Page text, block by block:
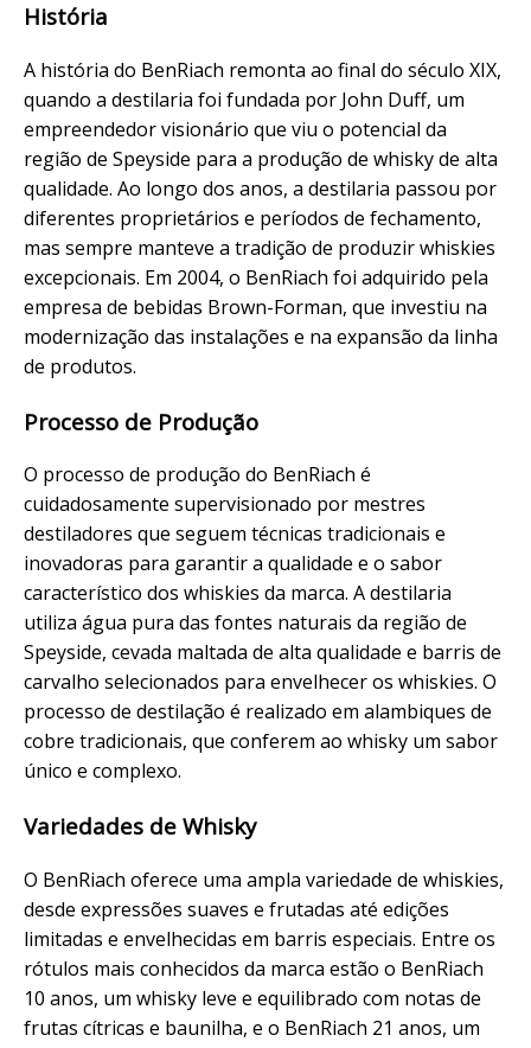
História
A história do BenRiach remonta ao final do século XIX,
quando a destilaria foi fundada por John Duff, um
empreendedor visionário que viu o potencial da
região de Speyside para a produção de whisky de alta
qualidade. Ao longo dos anos, a destilaria passou por
diferentes proprietários e períodos de fechamento,
mas sempre manteve a tradição de produzir whiskies
excepcionais. Em 2004, o BenRiach foi adquirido pela
empresa de bebidas Brown-Forman, que investiu na
modernização das instalações e na expansão da linha
de produtos.
Processo de Produção
O processo de produção do BenRiach é
cuidadosamente supervisionado por mestres
destiladores que seguem técnicas tradicionais e
inovadoras para garantir a qualidade e o sabor
característico dos whiskies da marca. A destilaria
utiliza água pura das fontes naturais da região de
Speyside, cevada maltada de alta qualidade e barris de
carvalho selecionados para envelhecer os whiskies. O
processo de destilação é realizado em alambiques de
cobre tradicionais, que conferem ao whisky um sabor
único e complexo.
Variedades de Whisky
O BenRiach oferece uma ampla variedade de whiskies,
desde expressões suaves e frutadas até edições
limitadas e envelhecidas em barris especiais. Entre os
rótulos mais conhecidos da marca estão o BenRiach
10 anos, um whisky leve e equilibrado com notas de
frutas cítricas e baunilha, e o BenRiach 21 anos, um